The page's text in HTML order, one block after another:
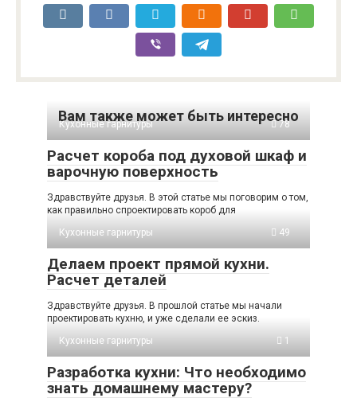
Вам также может быть интересно
Кухонные гарнитуры 78
Расчет короба под духовой шкаф и
варочную поверхность
Здравствуйте друзья. В этой статье мы поговорим о том,
как правильно спроектировать короб для
Кухонные гарнитуры
49
Делаем проект прямой кухни.
Расчет деталей
Здравствуйте друзья. В прошлой статье мы начали
проектировать кухню, и уже сделали ее эскиз.
Кухонные гарнитуры
1
Разработка кухни: Что необходимо
знать домашнему мастеру?